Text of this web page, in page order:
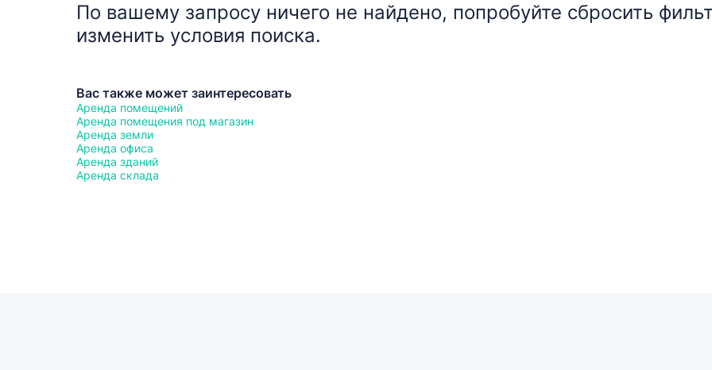
По вашему запросу ничего не найдено, попробуйте сбросить
изменить условия поиска.
Вас также может заинтересовать
Аренда помещений
Аренда помещения под магазин
Аренда земли
Аренда офиса
Аренда зданий
Аренда склада